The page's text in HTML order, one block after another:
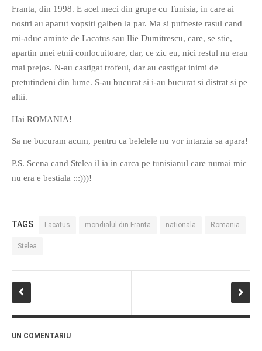
mind games, then this is the
own acrostics and describing
famous movies by using the
RASFOIESTE
Franta, din 1998. E acel meci din grupe cu Tunisia, in care ai
nostri au aparut vopsiti galben la par. Ma si pufneste rasul cand
mi-aduc aminte de Lacatus sau Ilie Dumitrescu, care, se stie,
apartin unei etnii conlocuitoare, dar, ce zic eu, nici restul nu erau
mai prejos. N-au castigat trofeul, dar au castigat inimi de
pretutindeni din lume. S-au bucurat si i-au bucurat si distrat si pe
altii.
Hai ROMANIA!
Sa ne bucuram acum, pentru ca belelele nu vor intarzia sa apara!
P.S. Scena cand Stelea il ia in carca pe tunisianul care numai mic
nu era e bestiala :::)))!
TAGS Lacatus mondialul din Franta nationala Romania
Stelea
UN COMENTARIU